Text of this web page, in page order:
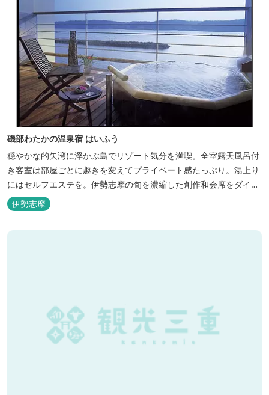
磯部わたかの温泉宿 はいふう
穏やかな的矢湾に浮かぶ島でリゾート気分を満喫。全室露天風呂付
き客室は部屋ごとに趣きを変えてプライベート感たっぷり。湯上り
にはセルフエステを。伊勢志摩の旬を濃縮した創作和会席をダイニ
ングで。
伊勢志摩